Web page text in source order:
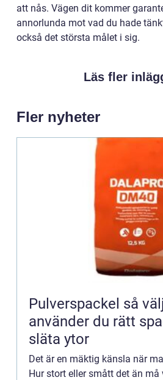
att nås. Vägen dit kommer
annorlunda mot vad du hade
också det största målet i sig.
Läs fler
Fler nyheter
Pulverspackel så väljer och
använder du rätt
släta ytor
Det är en mäktig känsla när
Hur stort eller smått det än må